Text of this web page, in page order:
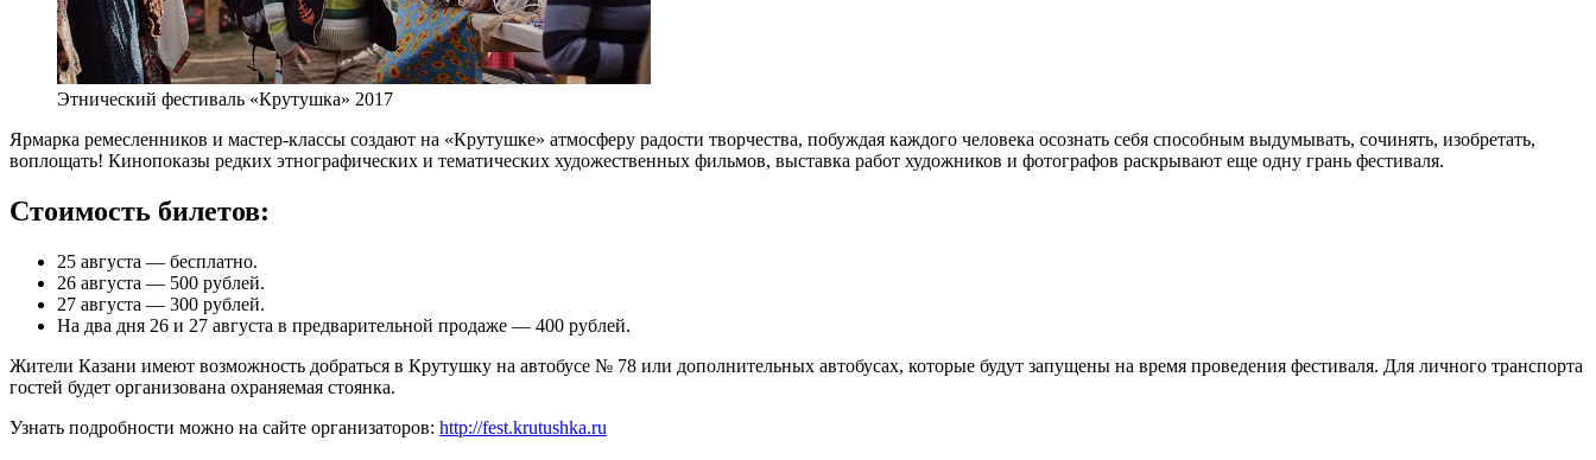
Этнический фестиваль «Крутушка» 2017
Ярмарка ремесленников и мастер-классы создают на «Крутушке» атмосферу радости творчества, побуждая каждого человека осознать себя способным выдумывать, сочинять, изобретать,
воплощать! Кинопоказы редких этнографических и тематических художественных фильмов, выставка работ художников и фотографов раскрывают еще одну грань фестиваля.
Стоимость билетов:
25 августа — бесплатно.
26 августа — 500 рублей.
27 августа — 300 рублей.
На два дня 26 и 27 августа в предварительной продаже — 400 рублей.
Жители Казани имеют возможность добраться в Крутушку на автобусе № 78 или дополнительных автобусах, которые будут запущены на время проведения фестиваля. Для личного транспорта
гостей будет организована охраняемая стоянка.
Узнать подробности можно на сайте организаторов: http://fest.krutushka.ru